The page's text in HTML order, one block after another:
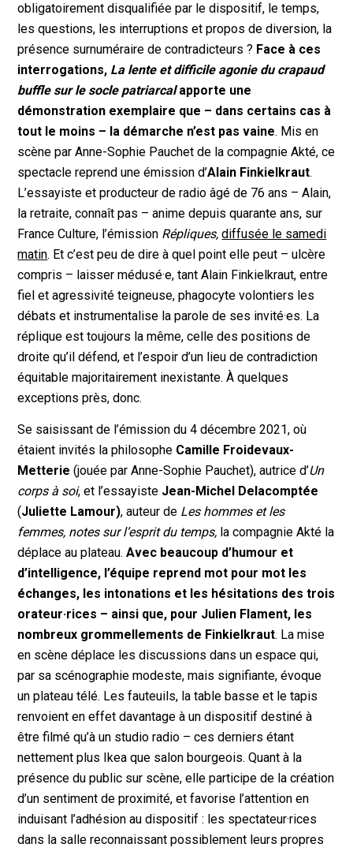
obligatoirement disqualifiée par le dispositif, le temps,
les questions, les interruptions et propos de diversion, la
présence surnuméraire de contradicteurs ? Face à ces
interrogations, La lente et difficile agonie du crapaud
buffle sur le socle patriarcalapporte une
démonstration exemplaire que – dans certains cas à
tout le moins – la démarche n’est pas vaine. Mis en
scène par Anne-Sophie Pauchet de la compagnie Akté, ce
spectacle reprend une émission d’Alain Finkielkraut.
L’essayiste et producteur de radio âgé de 76 ans – Alain,
la retraite, connaît pas – anime depuis quarante ans, sur
France Culture, l’émission Répliques, diffusée le samedi
matin. Et c’est peu de dire à quel point elle peut – ulcère
compris – laisser médusé·e, tant Alain Finkielkraut, entre
fiel et agressivité teigneuse, phagocyte volontiers les
débats et instrumentalise la parole de ses invité·es. La
réplique est toujours la même, celle des positions de
droite qu’il défend, et l’espoir d’un lieu de contradiction
équitable majoritairement inexistante. À quelques
exceptions près, donc.
Se saisissant de l’émission du 4 décembre 2021, où
étaient invités la philosophe Camille Froidevaux-
Metterie (jouée par Anne-Sophie Pauchet), autrice d’Un
corps à soi, et l’essayiste Jean-Michel Delacomptée
(Juliette Lamour), auteur de Les hommes et les
femmes, notes sur l’esprit du temps, la compagnie Akté la
déplace au plateau.Avec beaucoup d’humour et
d’intelligence, l’équipe reprend mot pour mot les
échanges, les intonations et les hésitations des trois
orateur·rices – ainsi que, pour Julien Flament, les
nombreux grommellements de Finkielkraut. La mise
en scène déplace les discussions dans un espace qui,
par sa scénographie modeste, mais signifiante, évoque
un plateau télé. Les fauteuils, la table basse et le tapis
renvoient en effet davantage à un dispositif destiné à
être filmé qu’à un studio radio – ces derniers étant
nettement plus Ikea que salon bourgeois. Quant à la
présence du public sur scène, elle participe de la création
d’un sentiment de proximité, et favorise l’attention en
induisant l’adhésion au dispositif : les spectateur·rices
dans la salle reconnaissant possiblement leurs propres